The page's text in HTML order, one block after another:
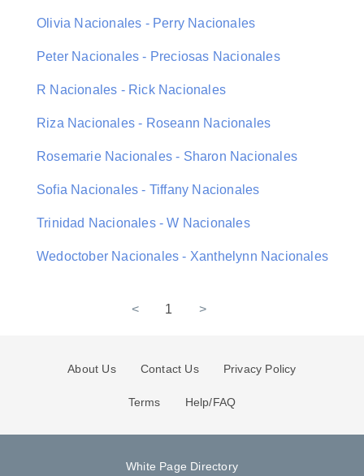
Olivia Nacionales - Perry Nacionales
Peter Nacionales - Preciosas Nacionales
R Nacionales - Rick Nacionales
Riza Nacionales - Roseann Nacionales
Rosemarie Nacionales - Sharon Nacionales
Sofia Nacionales - Tiffany Nacionales
Trinidad Nacionales - W Nacionales
Wedoctober Nacionales - Xanthelynn Nacionales
< 1 >
About Us Contact Us Privacy Policy
Terms Help/FAQ
White Page Directory